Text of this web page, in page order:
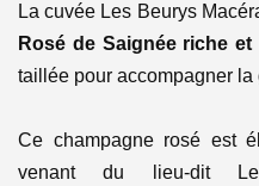
La cuvée Les Beurys
Rosé de Saignée riche et
taillée pour accompagner la
Ce champagne rosé est
venant du lieu-dit